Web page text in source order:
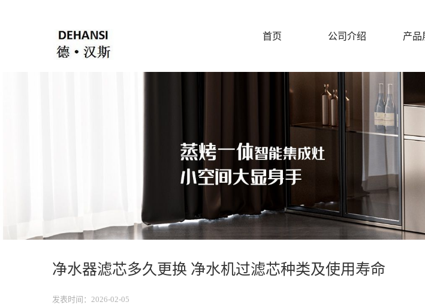
首页 公司介绍 产品
净水器滤芯多久更换 净水机过滤芯种类及使用寿命
发表时间：2026-02-05